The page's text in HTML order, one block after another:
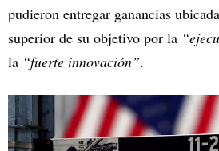
pudieron entregar ganancias
superior de su objetivo por la
la “fuerte innovación”.